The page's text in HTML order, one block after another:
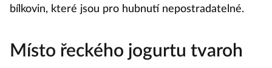
bílkovin, které jsou pro hubnutí nepostradatelné.
Místo řeckého jogurtu tvaroh